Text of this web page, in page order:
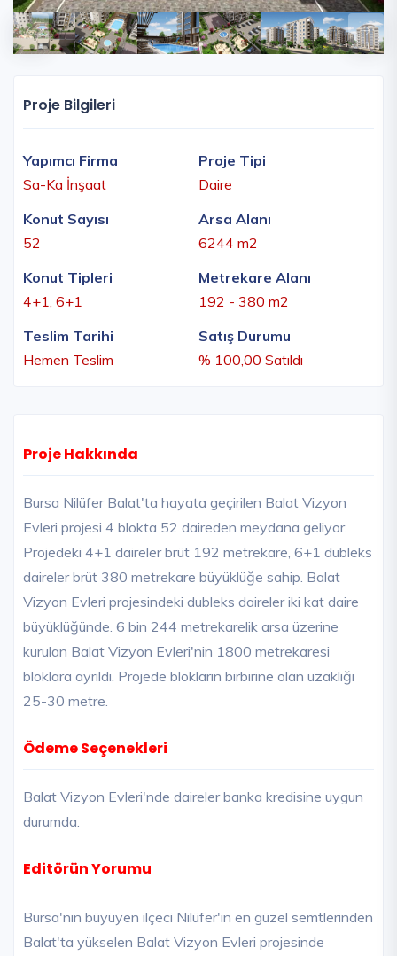
Proje Bilgileri
Yapımcı Firma
Sa-Ka İnşaat
Proje Tipi
Daire
Konut Sayısı
52
Arsa Alanı
6244 m2
Konut Tipleri
4+1, 6+1
Metrekare Alanı
192 - 380 m2
Teslim Tarihi
Hemen Teslim
Satış Durumu
% 100,00 Satıldı
Proje Hakkında
Bursa Nilüfer Balat'ta hayata geçirilen Balat Vizyon
Evleri projesi 4 blokta 52 daireden meydana geliyor.
Projedeki 4+1 daireler brüt 192 metrekare, 6+1 dubleks
daireler brüt 380 metrekare büyüklüğe sahip. Balat
Vizyon Evleri projesindeki dubleks daireler iki kat daire
büyüklüğünde. 6 bin 244 metrekarelik arsa üzerine
kurulan Balat Vizyon Evleri'nin 1800 metrekaresi
bloklara ayrıldı. Projede blokların birbirine olan uzaklığı
25-30 metre.
Ödeme Seçenekleri
Balat Vizyon Evleri'nde daireler banka kredisine uygun
durumda.
Editörün Yorumu
Bursa'nın büyüyen ilçeci Nilüfer'in en güzel semtlerinden
Balat'ta yükselen Balat Vizyon Evleri projesinde